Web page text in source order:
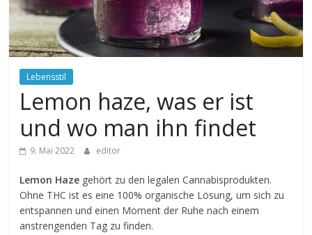
Lebensstil
Lemon haze, was er ist
und wo man ihn findet
9. Mai 2022 editor
Lemon Haze gehört zu den legalen Cannabisprodukten.
Ohne THC ist es eine 100% organische Lösung, um sich zu
entspannen und einen Moment der Ruhe nach einem
anstrengenden Tag zu finden.